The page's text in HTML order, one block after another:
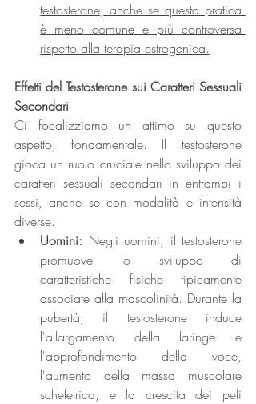
testosterone, anche se questa pratica
è meno comune e più controversa
rispetto alla terapia estrogenica.
Effetti del Testosterone sui Caratteri Sessuali
Secondari
Ci focalizziamo un attimo su questo
aspetto, fondamentale. Il testosterone
gioca un ruolo cruciale nello sviluppo dei
caratteri sessuali secondari in entrambi i
sessi, anche se con modalità e intensità
diverse.
Uomini: Negli uomini, il testosterone
promuove lo sviluppo di
caratteristiche fisiche tipicamente
associate alla mascolinità. Durante la
pubertà, il testosterone induce
l'allargamento della laringe e
l'approfondimento della voce,
l'aumento della massa muscolare
scheletrica, e la crescita dei peli